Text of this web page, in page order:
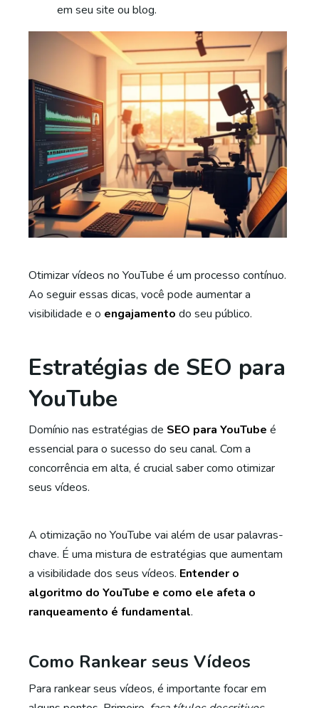
em seu site ou blog.
Otimizar vídeos no YouTube é um processo contínuo.
Ao seguir essas dicas, você pode aumentar a
visibilidade e o engajamento do seu público.
Estratégias de SEO para
YouTube
Domínio nas estratégias de SEO para YouTube é
essencial para o sucesso do seu canal. Com a
concorrência em alta, é crucial saber como otimizar
seus vídeos.
A otimização no YouTube vai além de usar palavras-
chave. É uma mistura de estratégias que aumentam
a visibilidade dos seus vídeos. Entender o
algoritmo do YouTube e como ele afeta o
ranqueamento é fundamental.
Como Rankear seus Vídeos
Para rankear seus vídeos, é importante focar em